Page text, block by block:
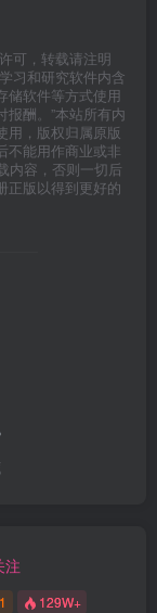
可，转载请注明
习和研究软件内含
储软件等方式使用
酬。”本站所有内
用，版权归属原版
不能用作商业或非
内容，否则一切后
正版以得到更好的
注
1 129W+